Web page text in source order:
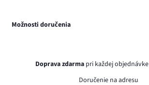
Možnosti doručenia
Doprava zdarma pri každej objednávke
Doručenie na adresu